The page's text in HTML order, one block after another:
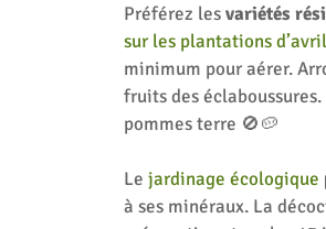
Préférez lesvariétés
sur les plantations d’avril
minimum pour aérer.
fruits des
pommes terre 🚫🥔
Le jardinage écologique
à ses minéraux. La